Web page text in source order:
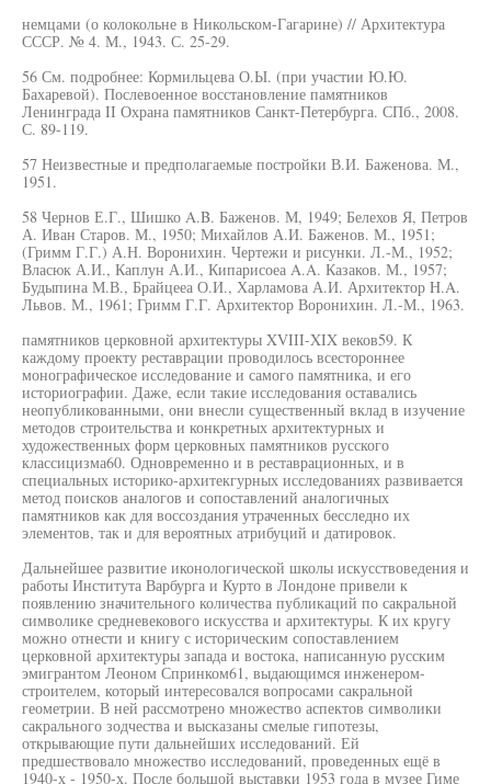
немцами (о колокольне в Никольском-Гагарине) // Архитектура
СССР. № 4. М., 1943. С. 25-29.
56 См. подробнее: Кормильцева О.Ы. (при участии Ю.Ю.
Бахаревой). Послевоенное восстановление памятников
Ленинграда II Охрана памятников Санкт-Петербурга. СПб., 2008.
С. 89-119.
57 Неизвестные и предполагаемые постройки В.И. Баженова. М.,
1951.
58 Чернов Е.Г., Шишко A.B. Баженов. М, 1949; Белехов Я, Петров
А. Иван Старов. М., 1950; Михайлов А.И. Баженов. М., 1951;
(Гримм Г.Г.) А.Н. Воронихин. Чертежи и рисунки. Л.-М., 1952;
Власюк А.И., Каплун А.И., Кипарисоеа A.A. Казаков. М., 1957;
Будыпина М.В., Брайцееа О.И., Харламова А.И. Архитектор H.A.
Львов. М., 1961; Гримм Г.Г. Архитектор Воронихин. Л.-М., 1963.
памятников церковной архитектуры XVIII-XIX веков59. К
каждому проекту реставрации проводилось всестороннее
монографическое исследование и самого памятника, и его
историографии. Даже, если такие исследования оставались
неопубликованными, они внесли существенный вклад в изучение
методов строительства и конкретных архитектурных и
художественных форм церковных памятников русского
классицизма60. Одновременно и в реставрационных, и в
специальных историко-архитекгурных исследованиях развивается
метод поисков аналогов и сопоставлений аналогичных
памятников как для воссоздания утраченных бесследно их
элементов, так и для вероятных атрибуций и датировок.
Дальнейшее развитие иконологической школы искусствоведения и
работы Института Варбурга и Курто в Лондоне привели к
появлению значительного количества публикаций по сакральной
символике средневекового искусства и архитектуры. К их кругу
можно отнести и книгу с историческим сопоставлением
церковной архитектуры запада и востока, написанную русским
эмигрантом Леоном Спринком61, выдающимся инженером-
строителем, который интересовался вопросами сакральной
геометрии. В ней рассмотрено множество аспектов символики
сакрального зодчества и высказаны смелые гипотезы,
открывающие пути дальнейших исследований. Ей
предшествовало множество исследований, проведенных ещё в
1940-х - 1950-х. После большой выставки 1953 года в музее Гиме